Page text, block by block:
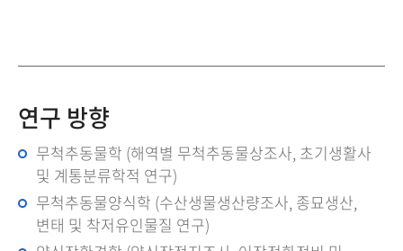
연구 방향
무척추동물학 (해역별 무척추동물상조사, 초기생활사
및 계통분류학적 연구)
무척추동물양식학 (수산생물생산량조사, 종묘생산,
변태 및 착저유인물질 연구)